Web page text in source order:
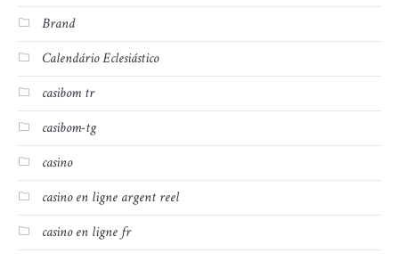
Brand
Calendário Eclesiástico
casibom tr
casibom-tg
casino
casino en ligne argent reel
casino en ligne fr